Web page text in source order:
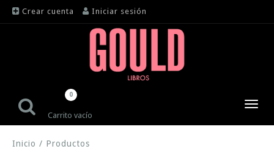
Crear cuenta Iniciar sesión
Carrito vacío
0
Inicio / Productos